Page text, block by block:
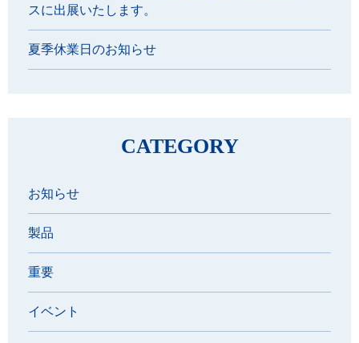
スに出展いたします。
夏季休業日のお知らせ
CATEGORY
お知らせ
製品
重要
イベント